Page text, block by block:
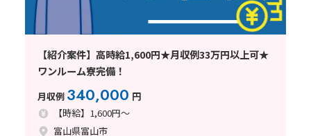
【紹介案件】高時給1,600円★月収例33万円以上可★
ワンルーム寮完備！
月収例 340,000 円
【時給】1,600円～
富山県富山市